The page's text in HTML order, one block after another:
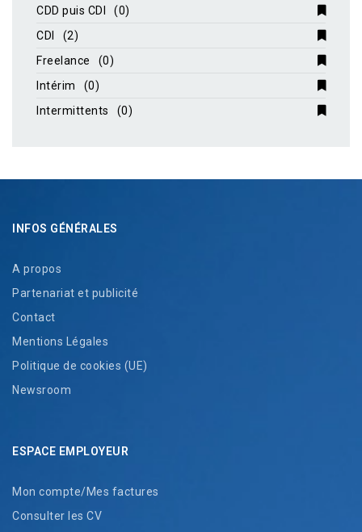
CDD puis CDI
(0)
CDI
(2)
Freelance
(0)
Intérim
(0)
Intermittents
(0)
INFOS GÉNÉRALES
A propos
Partenariat et publicité
Contact
Mentions Légales
Politique de cookies (UE)
Newsroom
ESPACE EMPLOYEUR
Mon compte/Mes factures
Consulter les CV